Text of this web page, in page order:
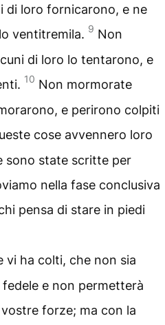
di loro fornicarono, e ne
ventitremila. 9 Non
di loro lo tentarono, e
10 Non mormorate
e perirono colpiti
cose avvennero loro
sono state scritte per
nella fase conclusiva
pensa di stare in piedi
vi ha colti, che non sia
e non permetterà
forze; ma con la